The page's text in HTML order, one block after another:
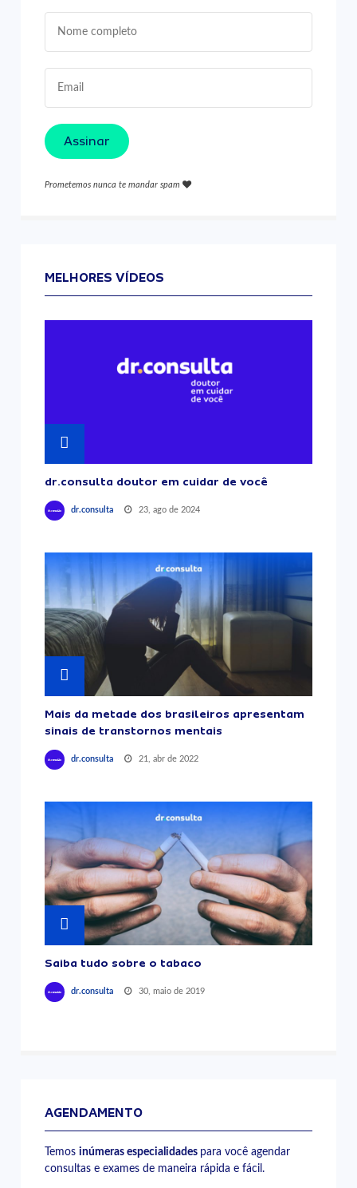
Assinar
Prometemos nunca te mandar spam
MELHORES VÍDEOS
dr.consulta doutor em cuidar de você
dr.consulta 23, ago de 2024
Mais da metade dos brasileiros apresentam
sinais de transtornos mentais
dr.consulta 21, abr de 2022
Saiba tudo sobre o tabaco
dr.consulta 30, maio de 2019
AGENDAMENTO
Temosinúmeras especialidades para você agendar
consultas e exames de maneira rápida e fácil.